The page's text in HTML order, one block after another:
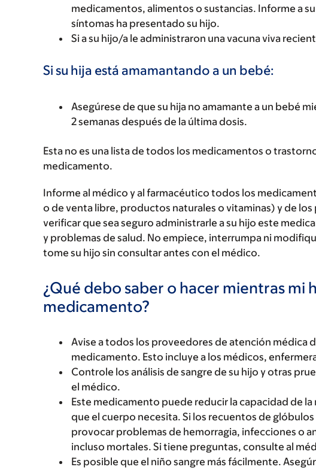
medicamentos, alimentos o sustancias. Informe a
síntomas ha presentado su hijo.
Si a su hijo/a le administraron una vacuna viva
Si su hija está amamantando a un bebé:
Asegúrese de que su hija no amamante a un bebé
2 semanas después de la última dosis.
Esta no es una lista de todos los medicamentos o
medicamento.
Informe al médico y al farmacéutico todos los
o de venta libre, productos naturales o vitaminas) y de
verificar que sea seguro administrarle a su hijo este
y problemas de salud. No empiece, interrumpa ni
tome su hijo sin consultar antes con el médico.
¿Qué debo saber o hacer mientras mi
medicamento?
Avise a todos los proveedores de atención médica
medicamento. Esto incluye a los médicos,
Controle los análisis de sangre de su hijo y otras
el médico.
Este medicamento puede reducir la capacidad de
que el cuerpo necesita. Si los recuentos de
provocar problemas de hemorragia, infecciones o
incluso mortales. Si tiene preguntas, consulte al
Es posible que el niño sangre más fácilmente.